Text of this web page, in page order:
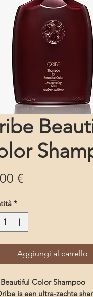
€Prezzo
*
Aggiungi al carrello
Beautiful Color Shampoo
is een ultra-zachte